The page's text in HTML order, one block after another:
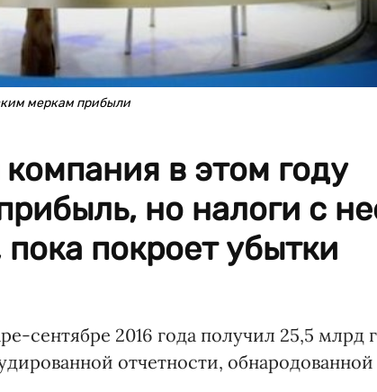
меркам прибыли
в этом году
но налоги с
покроет убытки
сентябре 2016 года получил 25,5 млрд
отчетности, обнародованной